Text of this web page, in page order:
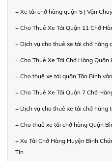
+ Xe tải chở hàng quận 5 | Vận
+ Cho Thuê Xe Tải Quận 11 Chở
+ Dịch vụ cho thuê xe tải chở hàng
+ Cho Thuê Xe Tải Chở Hàng Quận
+ Cho thuê xe tải quận Tân Bình
+ Cho Thuê Xe Tải Quận 7 Chở
+ Dịch vụ cho thuê xe tải chở hàng
+ Cho thuê xe tải chở hàng Quận
+ Xe Tải Chở Hàng Huyện Bình
Tín